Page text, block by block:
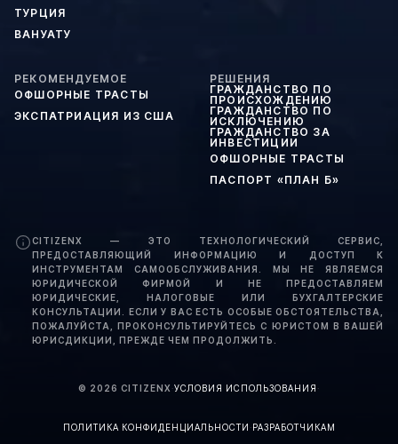
ТУРЦИЯ
ВАНУАТУ
РЕКОМЕНДУЕМОЕ
ОФШОРНЫЕ ТРАСТЫ
ЭКСПАТРИАЦИЯ ИЗ США
РЕШЕНИЯ
ГРАЖДАНСТВО ПО
ПРОИСХОЖДЕНИЮ
ГРАЖДАНСТВО ПО
ИСКЛЮЧЕНИЮ
ГРАЖДАНСТВО ЗА
ИНВЕСТИЦИИ
ОФШОРНЫЕ ТРАСТЫ
ПАСПОРТ «ПЛАН Б»
CITIZENX — ЭТО ТЕХНОЛОГИЧЕСКИЙ СЕРВИС,
ПРЕДОСТАВЛЯЮЩИЙ ИНФОРМАЦИЮ И ДОСТУП К
ИНСТРУМЕНТАМ САМООБСЛУЖИВАНИЯ. МЫ НЕ ЯВЛЯЕМСЯ
ЮРИДИЧЕСКОЙ ФИРМОЙ И НЕ ПРЕДОСТАВЛЯЕМ
ЮРИДИЧЕСКИЕ, НАЛОГОВЫЕ ИЛИ БУХГАЛТЕРСКИЕ
КОНСУЛЬТАЦИИ. ЕСЛИ У ВАС ЕСТЬ ОСОБЫЕ ОБСТОЯТЕЛЬСТВА,
ПОЖАЛУЙСТА, ПРОКОНСУЛЬТИРУЙТЕСЬ С ЮРИСТОМ В ВАШЕЙ
ЮРИСДИКЦИИ, ПРЕЖДЕ ЧЕМ ПРОДОЛЖИТЬ.
© 2026 CITIZENX ·УСЛОВИЯ ИСПОЛЬЗОВАНИЯ ·
ПОЛИТИКА КОНФИДЕНЦИАЛЬНОСТИ ·РАЗРАБОТЧИКАМ